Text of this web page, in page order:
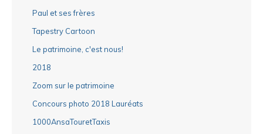
Paul et ses frères
Tapestry Cartoon
Le patrimoine, c'est nous!
2018
Zoom sur le patrimoine
Concours photo 2018 Lauréats
1000AnsaTouretTaxis